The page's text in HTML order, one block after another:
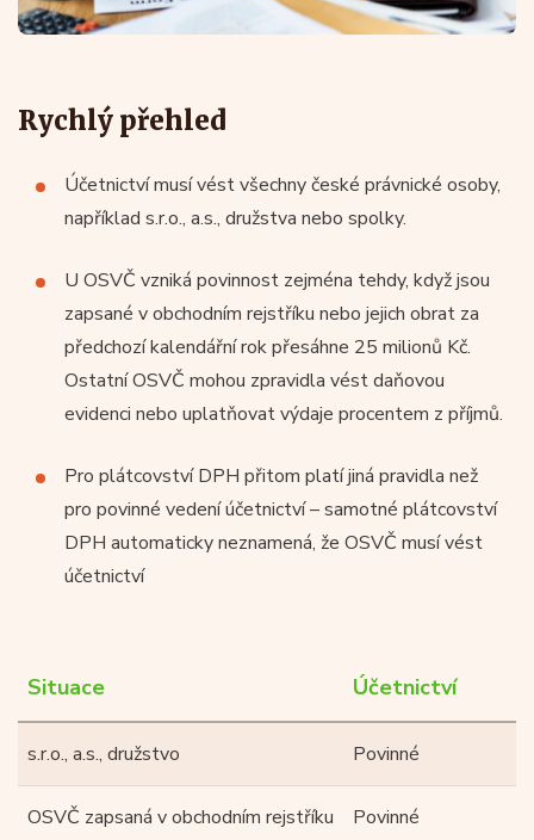
Rychlý přehled
Účetnictví musí vést všechny české právnické osoby,
například s.r.o., a.s., družstva nebo spolky.
U OSVČ vzniká povinnost zejména tehdy, když jsou
zapsané v obchodním rejstříku nebo jejich obrat za
předchozí kalendářní rok přesáhne 25 milionů Kč.
Ostatní OSVČ mohou zpravidla vést daňovou
evidenci nebo uplatňovat výdaje procentem z příjmů.
Pro plátcovství DPH přitom platí jiná pravidla než
pro povinné vedení účetnictví – samotné plátcovství
DPH automaticky neznamená, že OSVČ musí vést
účetnictví
Situace Účetnictví
s.r.o., a.s., družstvo Povinné
OSVČ zapsaná v obchodním rejstříku Povinné